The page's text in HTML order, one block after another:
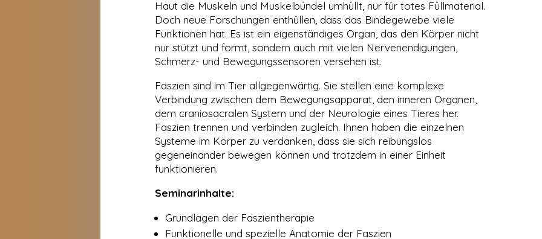
Haut die Muskeln und Muskelbündel umhüllt, nur für totes Füllmaterial.
Doch neue Forschungen enthüllen, dass das Bindegewebe viele
Funktionen hat. Es ist ein eigenständiges Organ, das den Körper nicht
nur stützt und formt, sondern auch mit vielen Nervenendigungen,
Schmerz- und Bewegungssensoren versehen ist.
Faszien sind im Tier allgegenwärtig. Sie stellen eine komplexe
Verbindung zwischen dem Bewegungsapparat, den inneren Organen,
dem craniosacralen System und der Neurologie eines Tieres her.
Faszien trennen und verbinden zugleich. Ihnen haben die einzelnen
Systeme im Körper zu verdanken, dass sie sich reibungslos
gegeneinander bewegen können und trotzdem in einer Einheit
funktionieren.
Seminarinhalte:
Grundlagen der Faszientherapie
Funktionelle und spezielle Anatomie der Faszien